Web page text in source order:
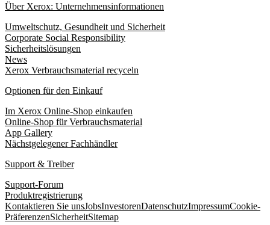
Über Xerox: Unternehmensinformationen
Umweltschutz, Gesundheit und Sicherheit
Corporate Social Responsibility
Sicherheitslösungen
News
Xerox Verbrauchsmaterial recyceln
Optionen für den Einkauf
Im Xerox Online-Shop einkaufen
Online-Shop für Verbrauchsmaterial
App Gallery
Nächstgelegener Fachhändler
Support & Treiber
Support-Forum
Produktregistrierung
Kontaktieren Sie unsJobsInvestorenDatenschutzImpressumCookie-
PräferenzenSicherheitSitemap